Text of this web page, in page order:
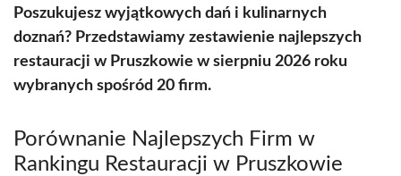
Poszukujesz wyjątkowych dań i kulinarnych
doznań? Przedstawiamy zestawienie najlepszych
restauracji w Pruszkowie w sierpniu 2026 roku
wybranych spośród 20 firm.
Porównanie Najlepszych Firm w
Rankingu Restauracji w Pruszkowie